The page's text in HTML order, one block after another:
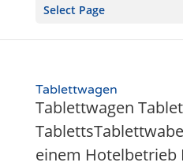
Select Page
Tablettwagen
Tablettwagen
einem Hotelbetrieb